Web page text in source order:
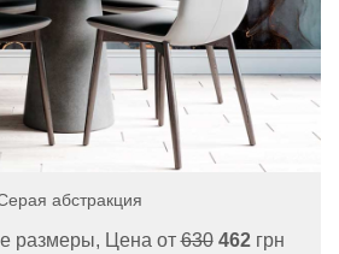
абстракция
размеры, Цена от630 462грн